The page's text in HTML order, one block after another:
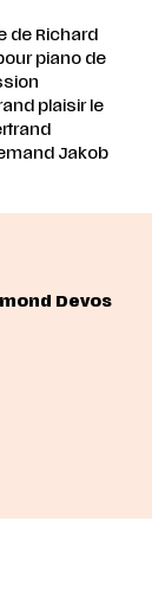
de Richard
piano de
plaisir le
Jakob
Devos